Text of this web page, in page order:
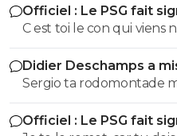
Officiel : Le PSG fait
C est toi le con qui viens
Akliouche pour affaiblir
Didier Deschamps a
Mondial
Sergio ta rodomontade
Officiel : Le PSG fait